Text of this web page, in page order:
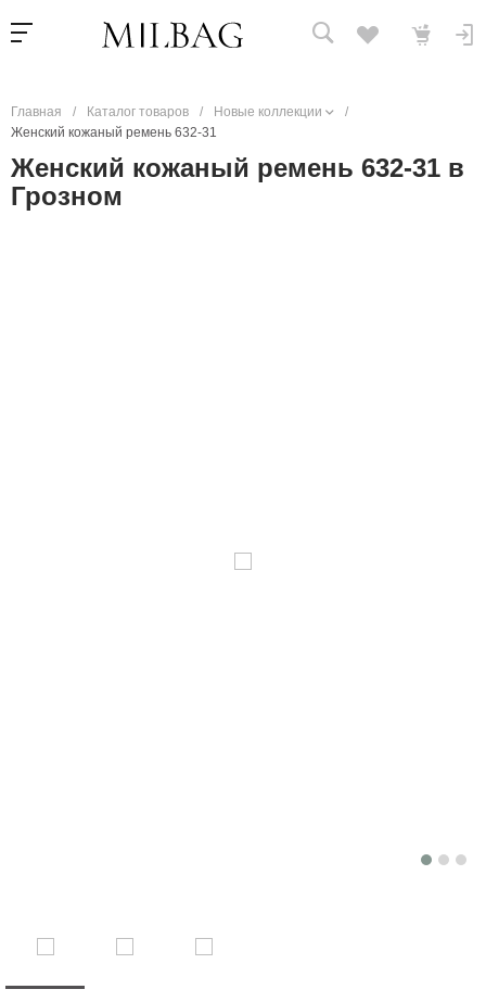
Главная / Каталог товаров / Новые коллекции
/
Женский кожаный ремень 632-31
Женский кожаный ремень 632-31 в
Грозном